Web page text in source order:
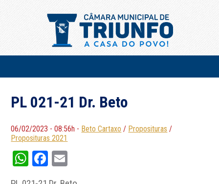
PL 021-21 Dr. Beto
06/02/2023 - 08:56h - Beto Cartaxo / Proposituras /
Proposituras 2021
WhatsApp
Facebook